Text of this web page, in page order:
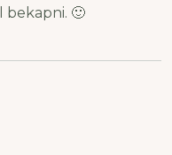
bekapni. 🙂